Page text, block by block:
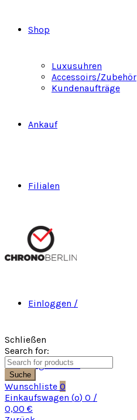
Shop
Luxusuhren
Accessoirs/Zubehör
Kundenaufträge
Ankauf
Filialen
Einloggen /
Registrieren
Schließen
Search for:
Suche
Wunschliste 0
Einkaufswagen (o) 0 /
0,00 €